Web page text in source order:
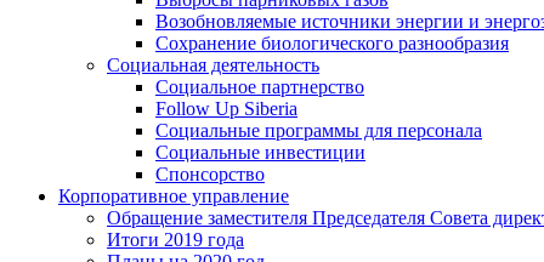
Возобновляемые источники энергии и
Сохранение биологического разнообразия
Социальная деятельность
Социальное партнерство
Follow Up Siberia
Социальные программы для персонала
Социальные инвестиции
Спонсорство
Корпоративное управление
Обращение заместителя Председателя Совета
Итоги 2019 года